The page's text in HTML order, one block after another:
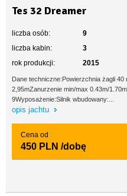
Tes 32 Dreamer
liczba osób:
9
liczba kabin:
3
rok produkcji:
2015
Dane techniczne:Powierzchnia żagli 40
2,95mZanurzenie min/max 0.43m/
9Wyposażenie:Silnik wbudowany:...
opis jachtu
Cena od
450 PLN /dobę